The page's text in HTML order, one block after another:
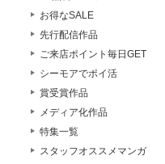
お得なSALE
先行配信作品
ご来店ポイント毎日GET
シーモアでポイ活
賞受賞作品
メディア化作品
特集一覧
スタッフオススメマンガ